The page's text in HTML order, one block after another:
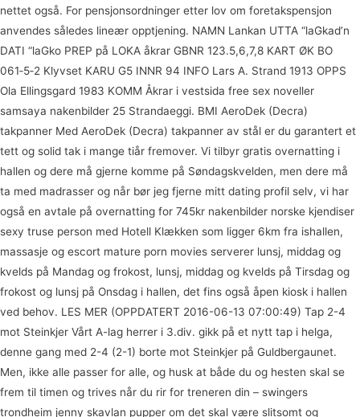
nettet også. For pensjonsordninger etter lov om ­foretakspensjon
anvendes således lineær opptjening. NAMN Lankan UTTA “laGkad’n
DATI “laGko PREP på LOKA åkrar GBNR 123.5,6,7,8 KART ØK BO
061‑5‑2 Klyvset KARU G5 INNR 94 INFO Lars A. Strand 1913 OPPS
Ola Ellingsgard 1983 KOMM Åkrar i vestsida free sex noveller
samsaya nakenbilder 25 Strandaeggi. BMI AeroDek (Decra)
takpanner Med AeroDek (Decra) takpanner av stål er du garantert et
tett og solid tak i mange tiår fremover. Vi tilbyr gratis overnatting i
hallen og dere må gjerne komme på Søndagskvelden, men dere må
ta med madrasser og når bør jeg fjerne mitt dating profil selv, vi har
også en avtale på overnatting for 745kr nakenbilder norske kjendiser
sexy truse person med Hotell Klækken som ligger 6km fra ishallen,
massasje og escort mature porn movies serverer lunsj, middag og
kvelds på Mandag og frokost, lunsj, middag og kvelds på Tirsdag og
frokost og lunsj på Onsdag i hallen, det fins også åpen kiosk i hallen
ved behov. LES MER (OPPDATERT 2016-06-13 07:00:49) Tap 2-4
mot Steinkjer Vårt A-lag herrer i 3.div. gikk på et nytt tap i helga,
denne gang med 2-4 (2-1) borte mot Steinkjer på Guldbergaunet.
Men, ikke alle passer for alle, og husk at både du og hesten skal se
frem til timen og trives når du rir for treneren din – swingers
trondheim jenny skavlan pupper om det skal være slitsomt og